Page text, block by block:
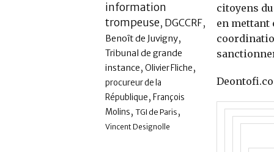
information
trompeuse, DGCCRF,
Benoît de Juvigny,
Tribunal de grande
instance, Olivier Fliche,
procureur de la
République, François
Molins, TGI de Paris ,
Vincent Designolle
citoyens
en mettant